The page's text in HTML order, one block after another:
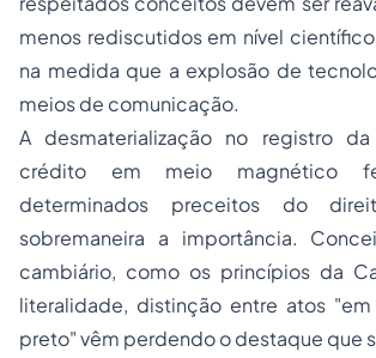
menos rediscutidos em nível
na medida que a explosão de
meios de comunicação.
A desmaterialização no registro
crédito em meio magnético
determinados preceitos do
sobremaneira a importância.
cambiário, como os princípios da
literalidade, distinção entre atos
preto" vêm perdendo o destaque que